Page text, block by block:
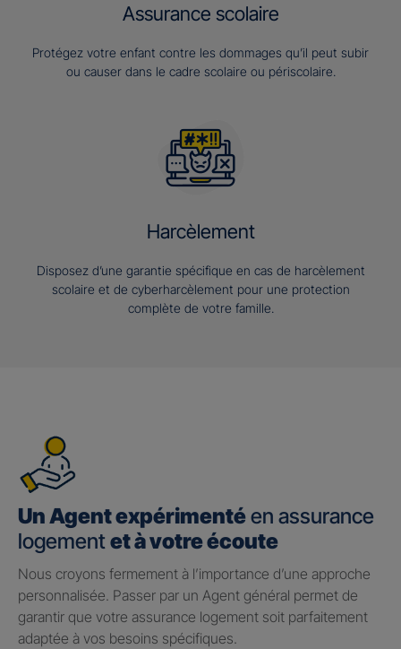
Assurance scolaire
Protégez votre enfant contre les dommages qu’il peut subir
ou causer dans le cadre scolaire ou périscolaire.
Harcèlement
Disposez d’une garantie spécifique en cas de harcèlement
scolaire et de cyberharcèlement pour une protection
complète de votre famille.
Un Agent expérimentéen assurance
logement et à votre écoute
Nous croyons fermement à l’importance d’une approche
personnalisée. Passer par un Agent général permet de
garantir que votre assurance logement soit parfaitement
adaptée à vos besoins spécifiques.